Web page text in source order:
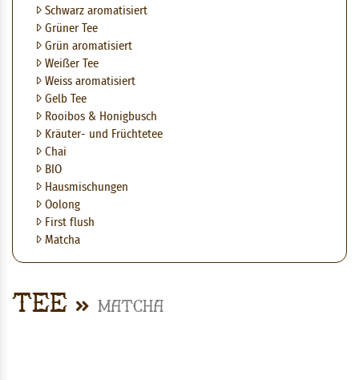
Schwarz aromatisiert
Grüner Tee
Grün aromatisiert
Weißer Tee
Weiss aromatisiert
Gelb Tee
Rooibos & Honigbusch
Kräuter- und Früchtetee
Chai
BIO
Hausmischungen
Oolong
First flush
Matcha
Tee Matcha